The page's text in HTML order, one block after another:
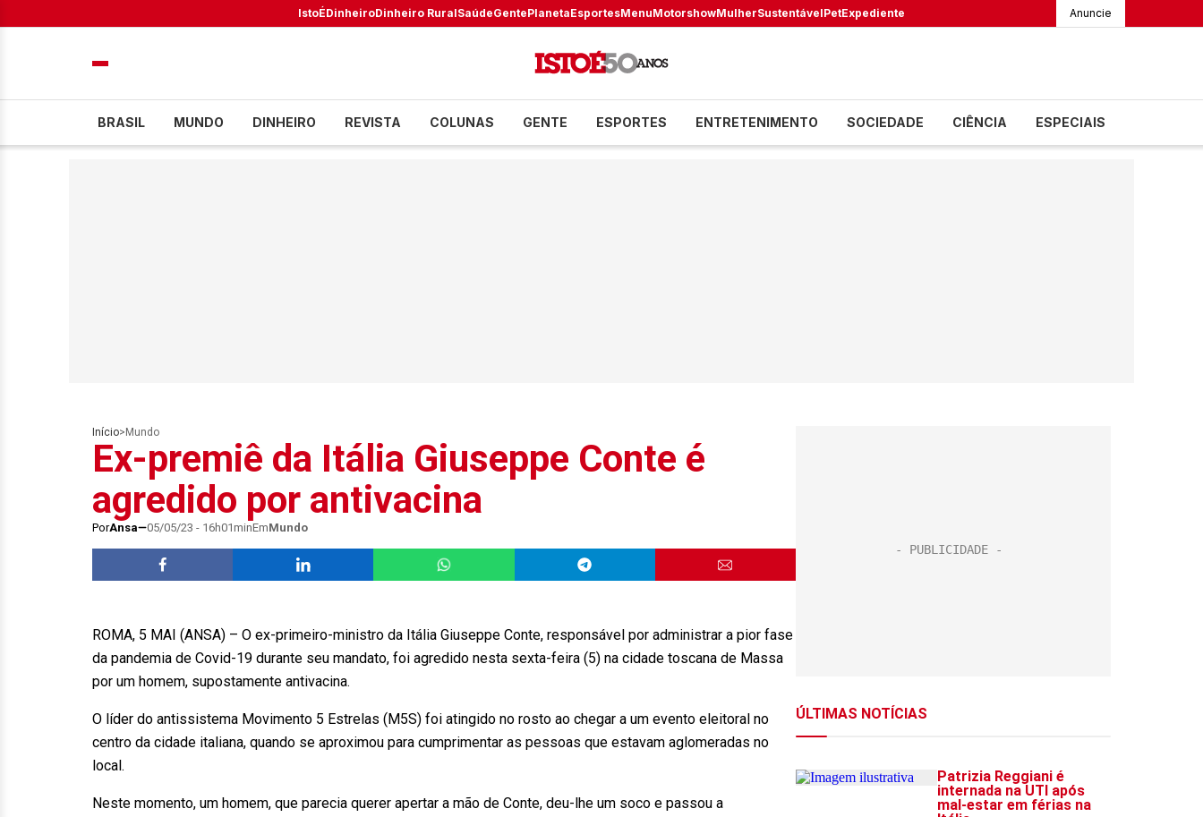
IstoÉDinheiroDinheiro RuralSaúdeGentePlanetaEsportesMenuMotorshowMulherSustentávelPetExpediente Anuncie
BRASIL MUNDO DINHEIRO REVISTA COLUNAS GENTE ESPORTES ENTRETENIMENTO SOCIEDADE CIÊNCIA ESPECIAIS
Início> Mundo
Ex-premiê da Itália Giuseppe Conte é
agredido por antivacina
PorAnsa 05/05/23 - 16h01minEmMundo
ROMA, 5 MAI (ANSA) – O ex-primeiro-ministro da Itália Giuseppe Conte, responsável por administrar a pior fase
da pandemia de Covid-19 durante seu mandato, foi agredido nesta sexta-feira (5) na cidade toscana de Massa
por um homem, supostamente antivacina.
O líder do antissistema Movimento 5 Estrelas (M5S) foi atingido no rosto ao chegar a um evento eleitoral no
centro da cidade italiana, quando se aproximou para cumprimentar as pessoas que estavam aglomeradas no
local.
Neste momento, um homem, que parecia querer apertar a mão de Conte, deu-lhe um soco e passou a